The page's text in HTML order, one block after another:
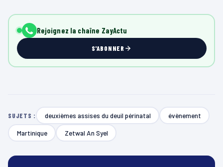
Rejoignez la chaîne ZayActu
S'ABONNER
SUJETS : deuxièmes assises du deuil périnatal évènement
Martinique Zetwal An Syel